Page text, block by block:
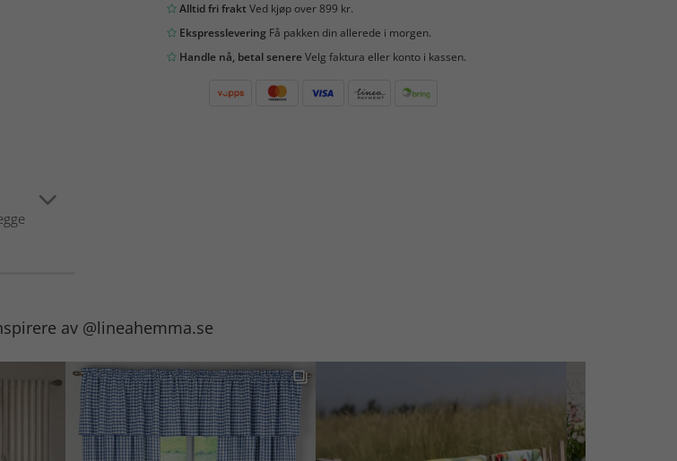
Alltid fri fraktVed kjøp over 899 kr.
EkspressleveringFå pakken din allerede i morgen.
Handle nå, betal senereVelg faktura eller konto i kassen.
av @lineahemma.se